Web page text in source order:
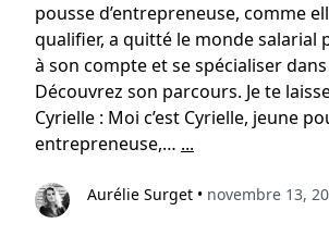
pousse d’entrepreneuse, comme
qualifier, a quitté le monde salarial
à son compte et se spécialiser dans
Découvrez son parcours. Je te
Cyrielle : Moi c’est Cyrielle, jeune
entrepreneuse,… ...
Aurélie Surget • novembre 13,